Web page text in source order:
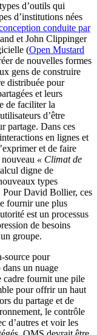
d’outils qui
d’institutions nées
conduite par
et John Clippinger
(Open Mustard
de nouvelles formes
gens de construire
distribuée pour
et leurs
de faciliter la
d’être
partage. Dans ces
en lignes et
et de faire
« Climat de
digne de
types
Pour David Bollier, ces
fournir une plus
est un processus
de besoins
groupe.
source pour
un nuage
cadre fournit une pile
pour offrir un haut
du partage et de
le contrôle
d’autres et voir les